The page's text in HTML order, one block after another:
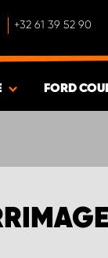
+32 61 39 52 90
FORD